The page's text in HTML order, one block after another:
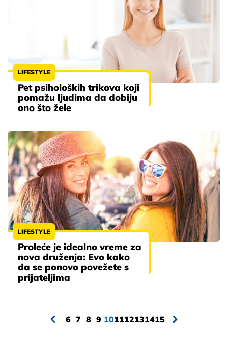
LIFESTYLE
Pet psiholoških trikova koji
pomažu ljudima da dobiju
ono što žele
LIFESTYLE
Proleće je idealno vreme za
nova druženja: Evo kako
da se ponovo povežete s
prijateljima
6 7 8 9 101112131415